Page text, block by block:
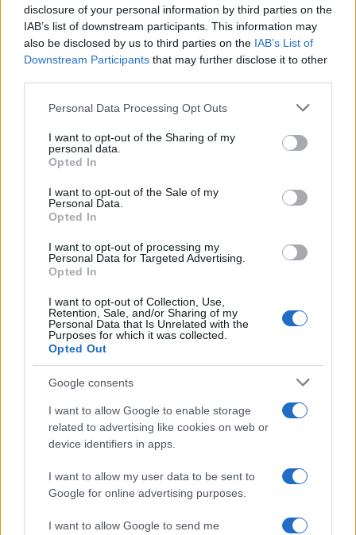
disclosure of your personal information by third parties on the
IAB’s list of downstream participants. This information may
also be disclosed by us to third parties on the IAB’s List of
Downstream Participants that may further disclose it to other
Please note that this website/app uses one or more Google
not limited to your visit or usage behaviour. You may click to
grant or deny consent to Google and its third-party tags to
use your data for below specified purposes in below Google
consent section.
Personal Data Processing Opt Outs
I want to opt-out of the Sharing of my
personal data.
Opted In
I want to opt-out of the Sale of my
Personal Data.
Opted In
I want to opt-out of processing my
Personal Data for Targeted Advertising.
Opted In
I want to opt-out of Collection, Use,
Retention, Sale, and/or Sharing of my
Personal Data that Is Unrelated with the
Purposes for which it was collected.
Opted Out
Google consents
I want to allow Google to enable storage
related to advertising like cookies on web or
device identifiers in apps.
I want to allow my user data to be sent to
Google for online advertising purposes.
I want to allow Google to send me
Sigue leyendo
CURIOSIDADES